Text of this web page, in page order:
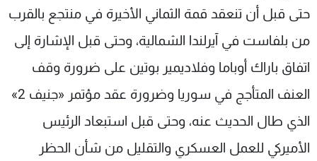
حتى قبل أن تنعقد قمة الثماني الأخيرة في منتجع بالقرب
من بلفاست في آيرلندا الشمالية، وحتى قبل الإشارة إلى
اتفاق باراك أوباما وفلاديمير بوتين على ضرورة وقف
العنف المتأجج في سوريا وضرورة عقد مؤتمر «جنيف 2»
الذي طال الحديث عنه، وحتى قبل استبعاد الرئيس
الأميركي للعمل العسكري والتقليل من شأن الحظر
منوعات رياضة
كأس العالم
البرامج
جدول البرامج
شاهد البرامج